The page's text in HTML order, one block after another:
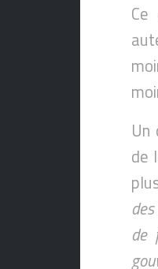
Un
de
de